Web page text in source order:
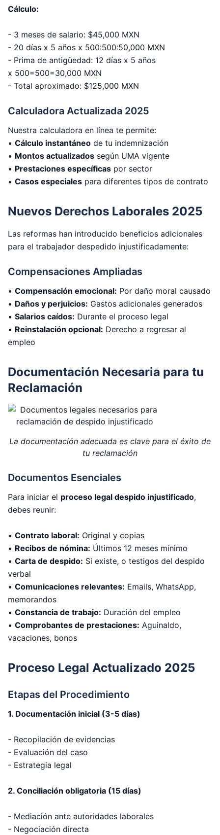
Cálculo:
- 3 meses de salario: $45,000 MXN
- 20 días x 5 años x 500:500:50,000 MXN
- Prima de antigüedad: 12 días x 5 años
x 500=500=30,000 MXN
- Total aproximado: $125,000 MXN
Calculadora Actualizada 2025
Nuestra calculadora en línea te permite:
• Cálculo instantáneo de tu indemnización
• Montos actualizados según UMA vigente
• Prestaciones específicas por sector
• Casos especiales para diferentes tipos de contrato
Nuevos Derechos Laborales 2025
Las reformas han introducido beneficios adicionales
para el trabajador despedido injustificadamente:
Compensaciones Ampliadas
• Compensación emocional: Por daño moral causado
• Daños y perjuicios: Gastos adicionales generados
• Salarios caídos: Durante el proceso legal
• Reinstalación opcional: Derecho a regresar al
empleo
Documentación Necesaria para tu
Reclamación
La documentación adecuada es clave para el éxito de
tu reclamación
Documentos Esenciales
Para iniciar el proceso legal despido injustificado,
debes reunir:
• Contrato laboral: Original y copias
• Recibos de nómina: Últimos 12 meses mínimo
• Carta de despido: Si existe, o testigos del despido
verbal
• Comunicaciones relevantes: Emails, WhatsApp,
memorandos
• Constancia de trabajo: Duración del empleo
• Comprobantes de prestaciones: Aguinaldo,
vacaciones, bonos
Proceso Legal Actualizado 2025
Etapas del Procedimiento
1. Documentación inicial (3-5 días)
- Recopilación de evidencias
- Evaluación del caso
- Estrategia legal
2. Conciliación obligatoria (15 días)
- Mediación ante autoridades laborales
- Negociación directa